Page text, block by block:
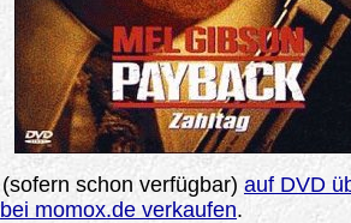
(sofern schon verfügbar) auf DVD
bei momox.de verkaufen.